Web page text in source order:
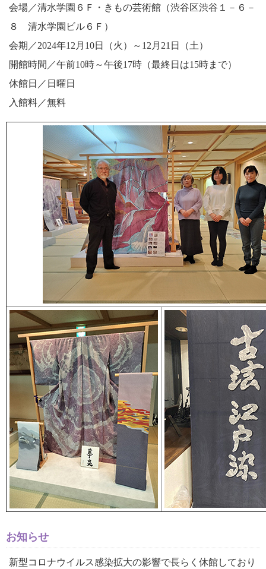
会場／清水学園６Ｆ・きもの芸術館（渋谷区渋谷１－６－
８ 清水学園ビル６Ｆ）
会期／2024年12月10日（火）～12月21日（土）
開館時間／午前10時～午後17時（最終日は15時まで）
休館日／日曜日
入館料／無料
お知らせ
新型コロナウイルス感染拡大の影響で長らく休館しており